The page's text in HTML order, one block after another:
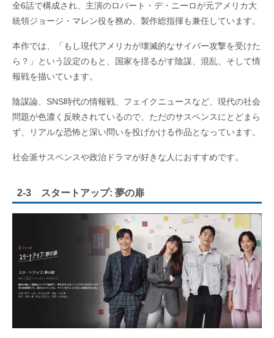
全6話で構成され、主演のロバート・デ・ニーロが元アメリカ大
統領ジョージ・マレン役を務め、製作総指揮も兼任しています。
本作では、「もし現代アメリカが壊滅的なサイバー攻撃を受けた
ら？」という設定のもと、国家を揺るがす陰謀、混乱、そして情
報戦を描いています。
陰謀論、 SNS時代の情報戦、フェイクニュースなど、現代の社会
問題が色濃く反映されているので、ただのサスペンスにとどまら
ず、リアルな恐怖と深い問いを投げかける作品となっています。
社会派サスペンスや政治ドラマが好きな人におすすめです。
2-3 スタートアップ: 夢の扉